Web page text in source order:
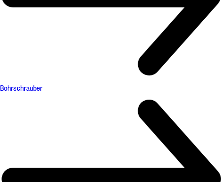
Bohrschrauber